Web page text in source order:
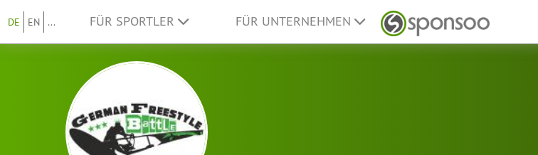
DE EN ... FÜR SPORTLER FÜR UNTERNEHMEN